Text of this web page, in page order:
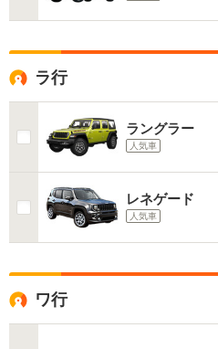
ラ行
ラングラー
人気車
レネゲード
人気車
ワ行